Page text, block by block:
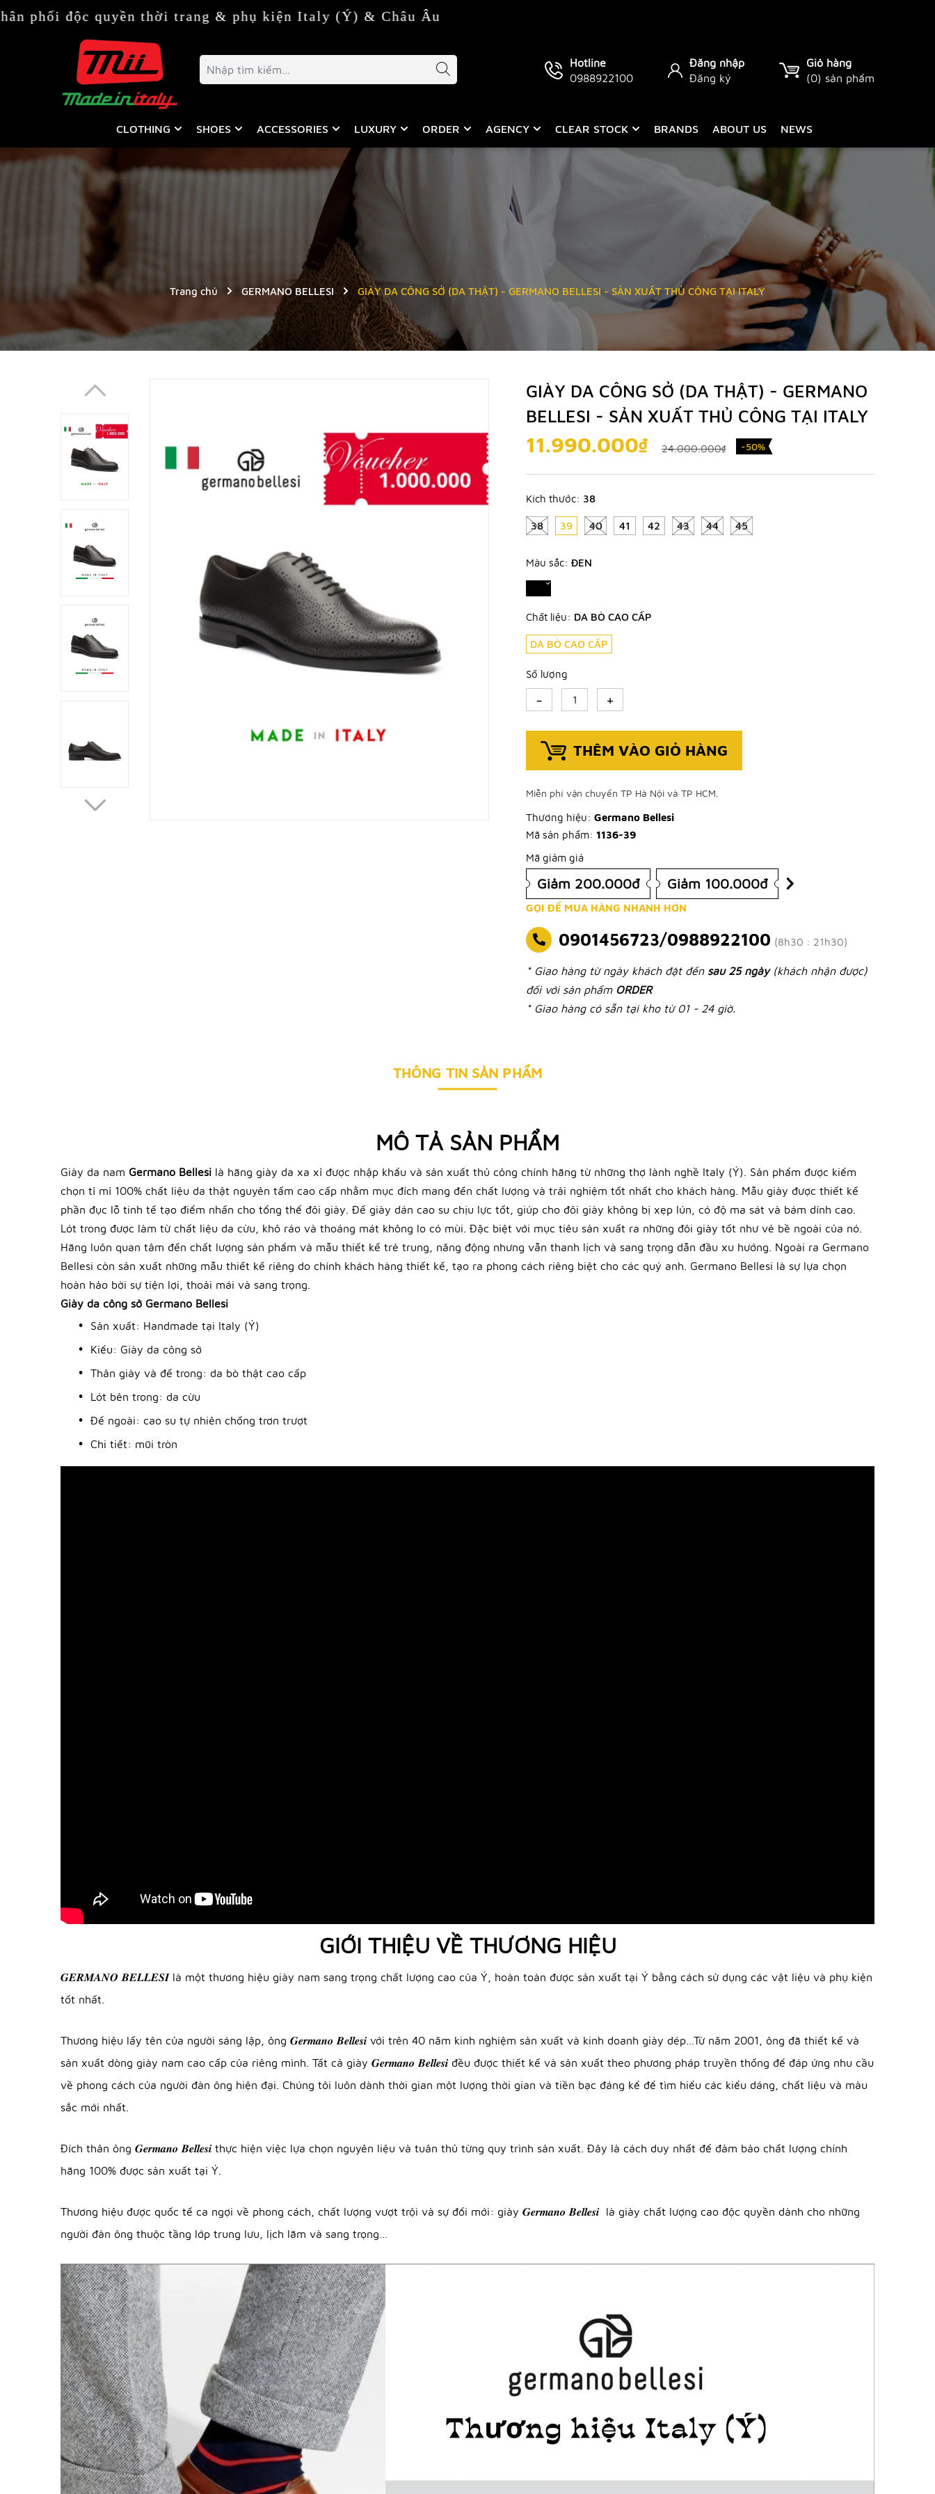
quyền thời trang & phụ kiện Italy (Ý) & Châu Âu
Hotline
0988922100
Đăng nhập
Đăng ký
Giỏ hàng
(0) sản phẩm
CLOTHING SHOES ACCESSORIES LUXURY ORDER AGENCY CLEAR STOCK BRANDS ABOUT US NEWS
Trang chủ GERMANO BELLESI GIÀY DA CÔNG SỞ (DA THẬT) - GERMANO BELLESI - SẢN XUẤT THỦ CÔNG TẠI ITALY
GIÀY DA CÔNG SỞ (DA THẬT) - GERMANO
BELLESI - SẢN XUẤT THỦ CÔNG TẠI ITALY
11.990.000₫ 24.000.000₫ -50%
Kích thước: 38
38 39 40 41 42 43 44 45
Màu sắc: ĐEN
Chất liệu: DA BÒ CAO CẤP
DA BÒ CAO CẤP
Số lượng
- +
THÊM VÀO GIỎ HÀNG
Miễn phí vận chuyển TP Hà Nội và TP HCM.
Thương hiệu: Germano Bellesi
Mã sản phẩm: 1136-39
Mã giảm giá
Giảm 200.000đ Giảm 100.000đ
GỌI ĐỂ MUA HÀNG NHANH HƠN
0901456723/0988922100 (8h30 : 21h30)
* Giao hàng từ ngày khách đặt đến sau 25 ngày (khách nhận được)
đối với sản phẩm ORDER
* Giao hàng có sẵn tại kho từ 01 - 24 giờ.
THÔNG TIN SẢN PHẨM
MÔ TẢ SẢN PHẨM
Giày da nam Germano Bellesi là hãng giày da xa xỉ được nhập khẩu và sản xuất thủ công chính hãng từ những thợ lành nghề Italy (Ý). Sản phẩm được kiểm
chọn tỉ mỉ 100% chất liệu da thật nguyên tấm cao cấp nhằm mục đích mang đến chất lượng và trải nghiệm tốt nhất cho khách hàng. Mẫu giày được thiết kế
phần đục lỗ tinh tế tạo điểm nhấn cho tổng thể đôi giày. Đế giày dán cao su chịu lực tốt, giúp cho đôi giày không bị xẹp lún, có độ ma sát và bám dính cao.
Lót trong được làm từ chất liệu da cừu, khô ráo và thoáng mát không lo có mùi. Đặc biệt với mục tiêu sản xuất ra những đôi giày tốt như vẻ bề ngoài của nó.
Hãng luôn quan tâm đến chất lượng sản phẩm và mẫu thiết kế trẻ trung, năng động nhưng vẫn thanh lịch và sang trọng dẫn đầu xu hướng. Ngoài ra Germano
Bellesi còn sản xuất những mẫu thiết kế riêng do chính khách hàng thiết kế, tạo ra phong cách riêng biệt cho các quý anh. Germano Bellesi là sự lựa chọn
hoàn hảo bời sự tiện lợi, thoải mái và sang trọng.
Giày da công sở Germano Bellesi
Sản xuất: Handmade tại Italy (Ý)
Kiểu: Giày da công sở
Thân giày và đế trong: da bò thật cao cấp
Lót bên trong: da cừu
Đế ngoài: cao su tự nhiên chống trơn trượt
Chi tiết: mũi tròn
GIỚI THIỆU VỀ THƯƠNG HIỆU
𝑮𝑬𝑹𝑴𝑨𝑵𝑶 𝑩𝑬𝑳𝑳𝑬𝑺𝑰 là một thương hiệu giày nam sang trọng chất lượng cao của Ý, hoàn toàn được sản xuất tại Ý bằng cách sử dụng các vật liệu và phụ kiện
tốt nhất.
Thương hiệu lấy tên của người sáng lập, ông 𝑮𝒆𝒓𝒎𝒂𝒏𝒐 𝑩𝒆𝒍𝒍𝒆𝒔𝒊 với trên 40 năm kinh nghiệm sản xuất và kinh doanh giày dép…Từ năm 2001, ông đã thiết kế và
sản xuất dòng giày nam cao cấp của riêng mình. Tất cả giày 𝑮𝒆𝒓𝒎𝒂𝒏𝒐 𝑩𝒆𝒍𝒍𝒆𝒔𝒊 đều được thiết kế và sản xuất theo phương pháp truyền thống để đáp ứng nhu cầu
về phong cách của người đàn ông hiện đại. Chúng tôi luôn dành thời gian một lượng thời gian và tiền bạc đáng kể để tìm hiểu các kiểu dáng, chất liệu và màu
sắc mới nhất.
Đích thân ông 𝑮𝒆𝒓𝒎𝒂𝒏𝒐 𝑩𝒆𝒍𝒍𝒆𝒔𝒊 thực hiện việc lựa chọn nguyên liệu và tuân thủ từng quy trình sản xuất. Đây là cách duy nhất để đảm bảo chất lượng chính
hãng 100% được sản xuất tại Ý.
Thương hiệu được quốc tế ca ngợi về phong cách, chất lượng vượt trội và sự đổi mới: giày 𝑮𝒆𝒓𝒎𝒂𝒏𝒐 𝑩𝒆𝒍𝒍𝒆𝒔𝒊 là giày chất lượng cao độc quyền dành cho những
người đàn ông thuộc tầng lớp trung lưu, lịch lãm và sang trọng…